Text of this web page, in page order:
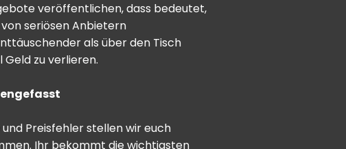
veröffentlichen, dass bedeutet,
seriösen Anbietern
als über den Tisch
zu verlieren.
Preisfehler stellen wir euch
Ihr bekommt die wichtigsten